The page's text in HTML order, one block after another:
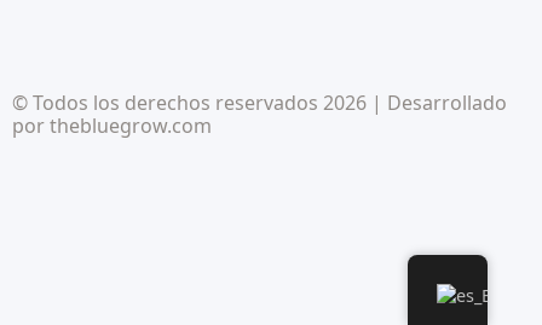
© Todos los derechos reservados 2026 | Desarrollado
porthebluegrow.com